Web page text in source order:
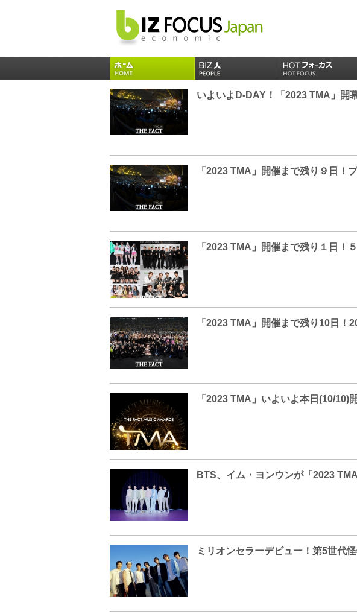
いよいよD-DAY！「2023 TMA」開
「2023 TMA」開催まで残り９日！